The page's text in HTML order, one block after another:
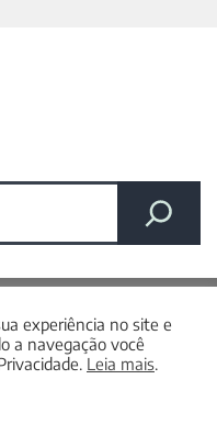
reservados.
experiência no site e
a navegação você
Leia mais.